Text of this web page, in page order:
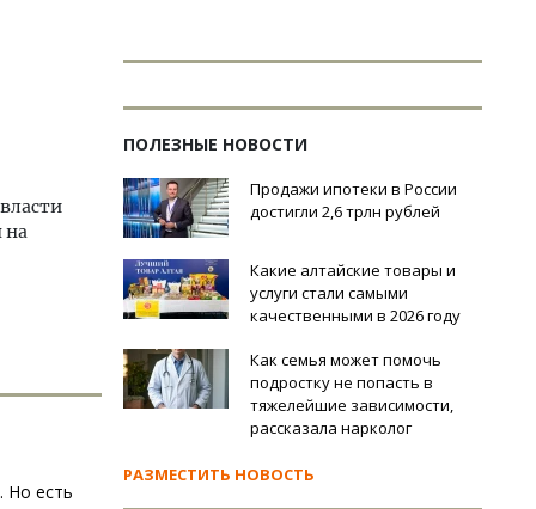
на
Но есть
ПОЛЕЗНЫЕ НОВОСТИ
Продажи ипотеки в России
достигли 2,6 трлн рублей
Какие алтайские товары и
услуги стали самыми
качественными в 2026 году
Как семья может помочь
подростку не попасть в
тяжелейшие зависимости,
рассказала нарколог
РАЗМЕСТИТЬ НОВОСТЬ